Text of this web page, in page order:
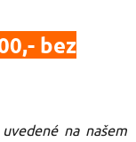
bez
na našem